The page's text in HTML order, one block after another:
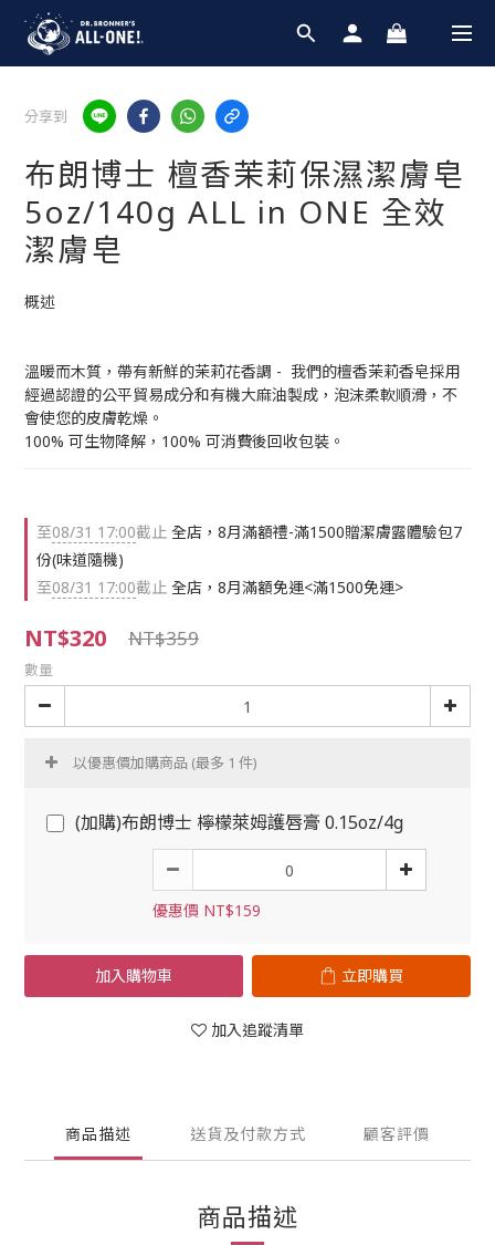
分享到
布朗博士 檀香茉莉保濕潔膚皂
5oz/140g ALL in ONE 全效
潔膚皂
概述
溫暖而木質，帶有新鮮的茉莉花香調 -  我們的檀香茉莉香皂採用
經過認證的公平貿易成分和有機大麻油製成，泡沫柔軟順滑，不
會使您的皮膚乾燥。
100% 可生物降解，100% 可消費後回收包裝。
至08/31 17:00截止 全店，8月滿額禮-滿1500贈潔膚露體驗包7
份(味道隨機)
至08/31 17:00截止 全店，8月滿額免運<滿1500免運>
NT$320 NT$359
數量
以優惠價加購商品 (最多 1 件)
(加購)布朗博士 檸檬萊姆護唇膏 0.15oz/4g
優惠價 NT$159
加入購物車 立即購買
加入追蹤清單
商品描述 送貨及付款方式 顧客評價
商品描述